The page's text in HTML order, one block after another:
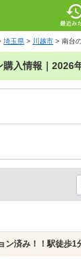
埼玉県 > 川越市 > 南台
入情報｜2026
済み！！駅徒歩1